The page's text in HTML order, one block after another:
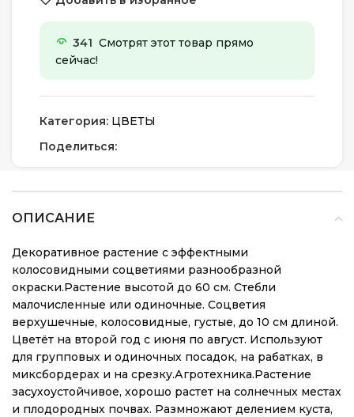
341 Смотрят этот товар прямо
сейчас!
Категория: ЦВЕТЫ
Поделиться:
ОПИСАНИЕ
Декоративное растение с эффектными
колосовидными соцветиями разнообразной
окраски.Растение высотой до 60 см. Стебли
малочисленные или одиночные. Соцветия
верхушечные, колосовидные, густые, до 10 см длиной.
Цветёт на второй год с июня по август. Используют
для групповых и одиночных посадок, на рабатках, в
миксбордерах и на срезку.Агротехника.Растение
засухоустойчивое, хорошо растет на солнечных местах
и плодородных почвах. Размножают делением куста,